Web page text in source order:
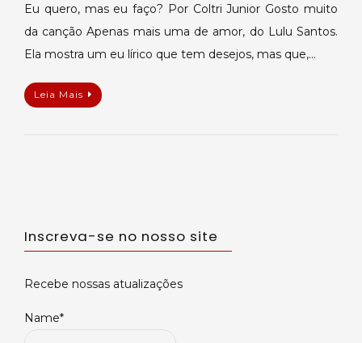
Eu quero, mas eu faço? Por Coltri Junior Gosto muito
da canção Apenas mais uma de amor, do Lulu Santos.
Ela mostra um eu lírico que tem desejos, mas que,…
Leia Mais
Inscreva-se no nosso site
Recebe nossas atualizações
Name*